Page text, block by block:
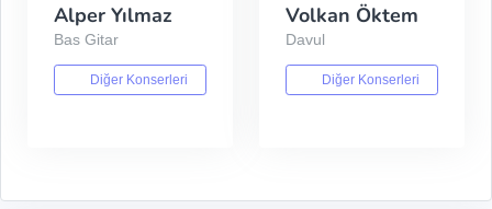
Alper Yılmaz
Bas Gitar
Diğer Konserleri
Volkan Öktem
Davul
Diğer Konserleri